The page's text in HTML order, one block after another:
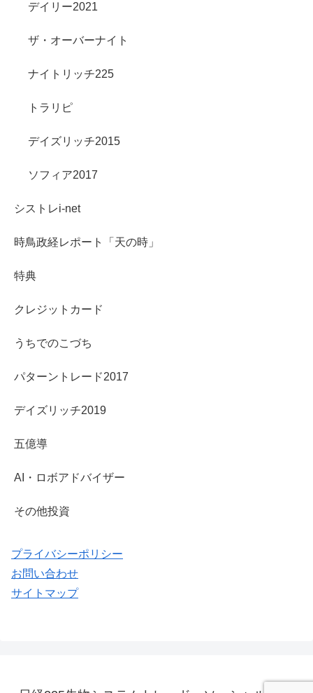
デイリー2021
ザ・オーバーナイト
ナイトリッチ225
トラリピ
デイズリッチ2015
ソフィア2017
シストレi-net
時鳥政経レポート「天の時」
特典
クレジットカード
うちでのこづち
パターントレード2017
デイズリッチ2019
五億導
AI・ロボアドバイザー
その他投資
プライバシーポリシー
お問い合わせ
サイトマップ